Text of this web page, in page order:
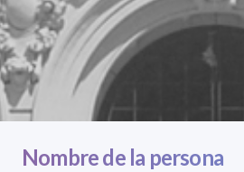
Nombre de la persona